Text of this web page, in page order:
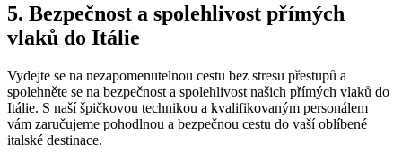
5. Bezpečnost a spolehlivost přímých
vlaků do Itálie
Vydejte se na nezapomenutelnou cestu bez stresu přestupů a
spolehněte se na bezpečnost a spolehlivost našich přímých vlaků do
Itálie. S naší špičkovou technikou a kvalifikovaným personálem
vám zaručujeme pohodlnou a bezpečnou cestu do vaší oblíbené
italské destinace.